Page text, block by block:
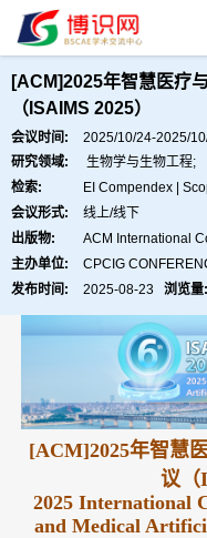
会议主页 主讲嘉
[ACM]2025年智慧医疗
（ISAIMS 2025）
会议时间: 2025/10/24-2025/
研究领域:
生物学与生物工程;
检索:
EI Compendex |
会议形式:
线上/线下
出版物:
ACM International
主办单位:
CPCIG
发布时间:
2025-08-23 浏览量:
[ACM]2025年智慧
议（
2025 International
and Medical